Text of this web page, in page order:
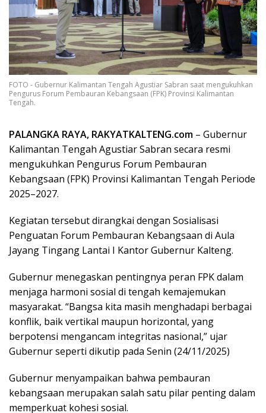
FOTO - Gubernur Kalimantan Tengah Agustiar Sabran saat mengukuhkan
Pengurus Forum Pembauran Kebangsaan (FPK) Provinsi Kalimantan
Tengah.
PALANGKA RAYA, RAKYATKALTENG.com – Gubernur
Kalimantan Tengah Agustiar Sabran secara resmi
mengukuhkan Pengurus Forum Pembauran
Kebangsaan (FPK) Provinsi Kalimantan Tengah Periode
2025–2027.
Kegiatan tersebut dirangkai dengan Sosialisasi
Penguatan Forum Pembauran Kebangsaan di Aula
Jayang Tingang Lantai I Kantor Gubernur Kalteng.
Gubernur menegaskan pentingnya peran FPK dalam
menjaga harmoni sosial di tengah kemajemukan
masyarakat. “Bangsa kita masih menghadapi berbagai
konflik, baik vertikal maupun horizontal, yang
berpotensi mengancam integritas nasional,” ujar
Gubernur seperti dikutip pada Senin (24/11/2025)
Gubernur menyampaikan bahwa pembauran
kebangsaan merupakan salah satu pilar penting dalam
memperkuat kohesi sosial.